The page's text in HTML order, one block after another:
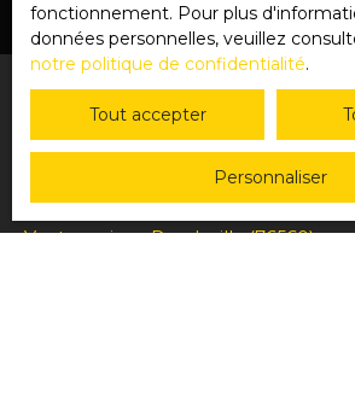
JE RECHERCHE UN BIEN
Vente maison Yvetot (76190)
Vente maison Doudeville (76560)
fonctionnement. Pour plus
données personnelles, veuillez
notre politique de confidentialité.
Tout accepter
Personnaliser